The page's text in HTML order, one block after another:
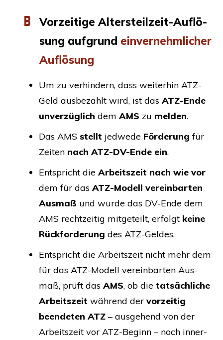
Vor­zei­ti­ge Alters­teil­zeit-Auf­lö­
sung auf­grund ein­ver­nehm­li­cher
Auflösung
Um zu ver­hin­dern, dass wei­ter­hin ATZ-
Geld aus­be­zahlt wird, ist das ATZ-Ende
unver­züg­lich dem AMS zu mel­den.
Das AMS stellt jed­we­de För­de­rung für
Zei­ten nach ATZ-DV-Ende ein.
Ent­spricht die Arbeits­zeit nach wie vor
dem für das ATZ-Modell ver­ein­bar­ten
Aus­maß und wur­de das DV-Ende dem
AMS recht­zei­tig mit­ge­teilt, erfolgt kei­ne
Rück­for­de­rung des ATZ-Gel­des.
Ent­spricht die Arbeits­zeit nicht mehr dem
für das ATZ-Modell ver­ein­bar­ten Aus­
maß, prüft das AMS, ob die tat­säch­li­che
Arbeits­zeit wäh­rend der vor­zei­tig
been­de­ten ATZ – aus­ge­hend von der
Arbeits­zeit vor ATZ-Beginn – noch inner­